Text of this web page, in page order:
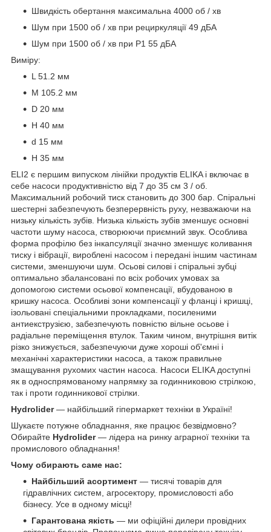
Швидкість обертання максимальна 4000 об / хв
Шум при 1500 об / хв при рециркуляції 49 дБА
Шум при 1500 об / хв при P1 55 дБА
Виміру:
L 51.2 мм
M 105.2 мм
D 20 мм
H 40 мм
d 15 мм
H 35 мм
ELI2 є першим випуском лінійки продуктів ELIKA і включає в
себе насоси продуктивністю від 7 до 35 см 3 / об.
Максимальний робочий тиск становить до 300 бар. Спіральні
шестерні забезпечують безперервність руху, незважаючи на
низьку кількість зубів. Низька кількість зубів зменшує основні
частоти шуму насоса, створюючи приємний звук. Особлива
форма профілю без інкапсуляції значно зменшує коливання
тиску і вібрації, вироблені насосом і передані іншим частинам
системи, зменшуючи шум. Осьові силові і спіральні зубці
оптимально збалансовані по всіх робочих умовах за
допомогою системи осьової компенсації, вбудованою в
кришку насоса. Особливі зони компенсації у фланці і кришці,
ізольовані спеціальними прокладками, посиленими
антиекструзією, забезпечують повністю вільне осьове і
радіальне переміщення втулок. Таким чином, внутрішня витік
різко знижується, забезпечуючи дуже хороші об'ємні і
механічні характеристики насоса, а також правильне
змащування рухомих частин насоса. Насоси ELIKA доступні
як в односпрямованому напрямку за годинниковою стрілкою,
так і проти годинникової стрілки.
Hydrolider— найбільший гіпермаркет техніки в Україні!
Шукаєте потужне обладнання, яке працює безвідмовно?
Обирайте Hydrolider— лідера на ринку аграрної техніки та
промислового обладнання!
Чому обирають саме нас:
Найбільший асортимент — тисячі товарів для
гідравлічних систем, агросектору, промисловості або
бізнесу. Усе в одному місці!
Гарантована якість — ми офіційні дилери провідних